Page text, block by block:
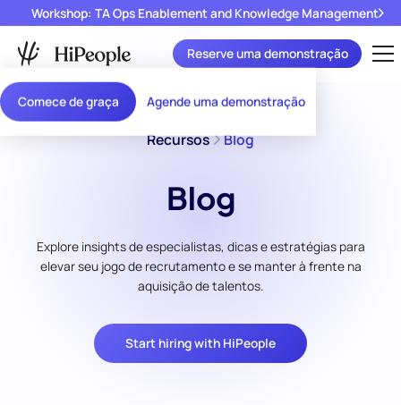
Comece de graça Agende uma demonstração
Workshop: TA Ops Enablement and Knowledge Management
Reserve uma demonstração
Recursos Blog
Blog
Explore insights de especialistas, dicas e estratégias para
elevar seu jogo de recrutamento e se manter à frente na
aquisição de talentos.
Start hiring with HiPeople